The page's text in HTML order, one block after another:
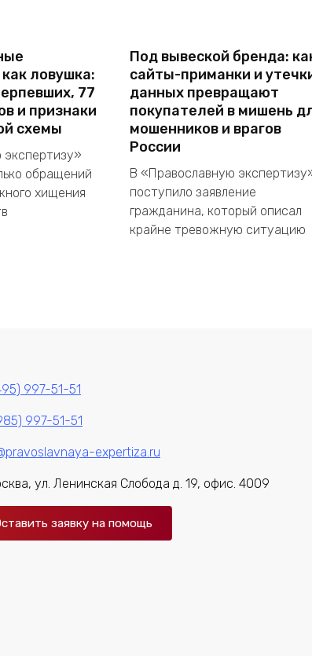
ловушка:
77
и признаки
схемы
обращений
хищения
Под вывеской бренда:
сайты-приманки и
данных превращают
покупателей в мишень
мошенников и врагов
России
В «Православную
поступило заявление
гражданина, который описал
крайне тревожную ситуацию
997-51-51
997-51-51
expertiza.ru
ул. Ленинская Слобода д. 19, офис. 4009
заявку на помощь